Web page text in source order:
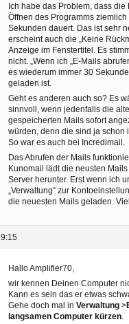
Ich habe das Problem, dass die
Öffnen des Programms
Sekunden dauert. Das ist sehr
erscheint auch die „Keine
Anzeige im Fenstertitel. Es
nicht. „Wenn ich „E-Mails
es wiederum immer 30
geladen ist.
Geht es anderen auch so? Es
sinnvoll, wenn jedenfalls die
gespeicherten Mails sofort
würden, denn die sind ja schon
So war es auch bei Incredimail.
Das Abrufen der Mails
Kunomail lädt die neusten
Server herunter. Erst wenn ich
„Verwaltung“ zur
die neuesten Mails geladen.
Hallo Amplifier70,
wir kennen Deinen Computer
Kann es sein das er etwas
Gehe doch mal inVerwaltung >
langsamen Computer kürzen